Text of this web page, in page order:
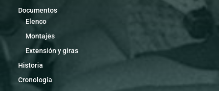
Documentos
Elenco
Montajes
Extensión y giras
Historia
Cronología